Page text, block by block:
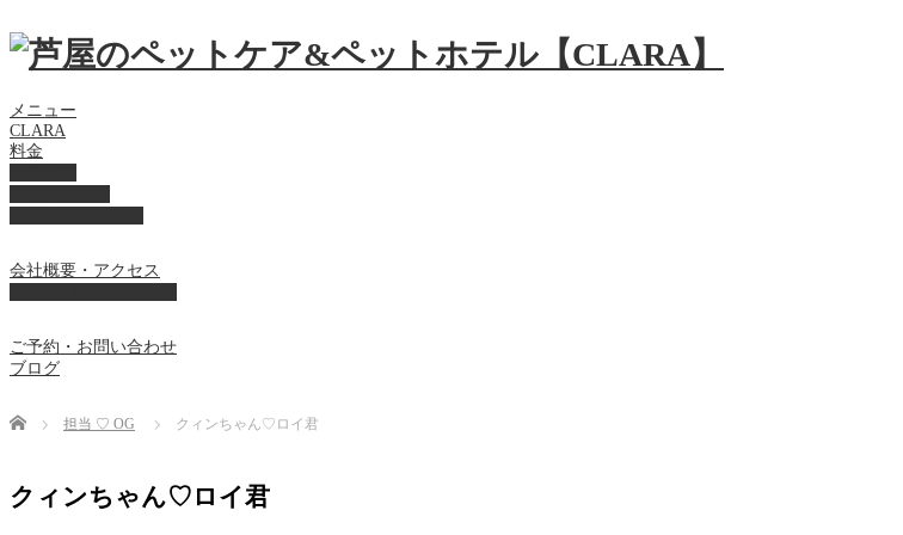
メニュー
CLARA
料金
会社概要・アクセス
ご予約・お問い合わせ
ブログ
Home 担当 ♡ OG クィンちゃん♡ロイ君
クィンちゃん♡ロイ君